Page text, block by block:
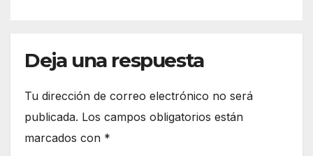
Deja una respuesta
Tu dirección de correo electrónico no será
publicada. Los campos obligatorios están
marcados con *